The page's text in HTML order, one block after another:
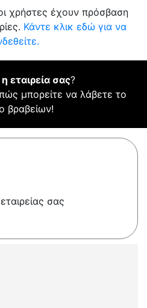
χρήστες έχουν πρόσβαση
Κάντε κλικ εδώ για να
εταιρεία σας?
μπορείτε να λάβετε το
βραβείων!
σας